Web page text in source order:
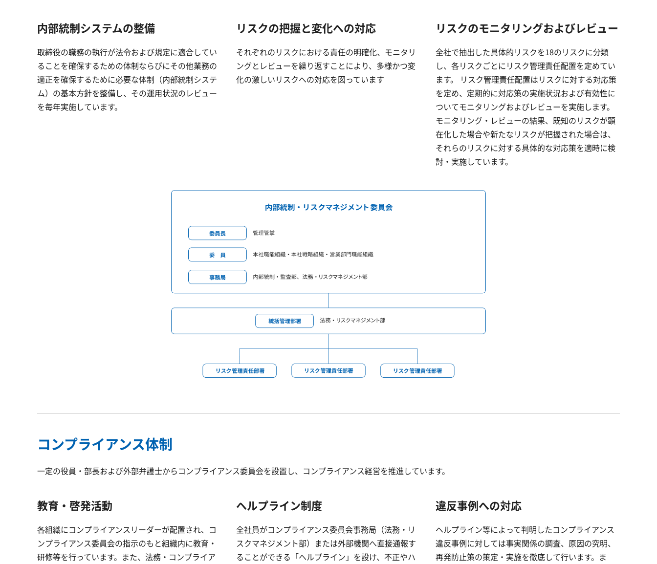
内部統制システムの整備
取締役の職務の執行が法令および規定に適合してい
ることを確保するための体制ならびにその他業務の
適正を確保するために必要な体制（内部統制システ
ム）の基本方針を整備し、その運用状況のレビュー
を毎年実施しています。
リスクの把握と変化への対応
それぞれのリスクにおける責任の明確化、モニタリ
ングとレビューを繰り返すことにより、多様かつ変
化の激しいリスクへの対応を図っています
リスクのモニタリングおよびレビュー
全社で抽出した具体的リスクを18のリスクに分類
し、各リスクごとにリスク管理責任配置を定めてい
ます。 リスク管理責任配置はリスクに対する対応策
を定め、定期的に対応策の実施状況および有効性に
ついてモニタリングおよびレビューを実施します。
モニタリング・レビューの結果、既知のリスクが顕
在化した場合や新たなリスクが把握された場合は、
それらのリスクに対する具体的な対応策を適時に検
討・実施しています。
コンプライアンス体制
一定の役員・部長および外部弁護士からコンプライアンス委員会を設置し、コンプライアンス経営を推進しています。
教育・啓発活動
各組織にコンプライアンスリーダーが配置され、コ
ンプライアンス委員会の指示のもと組織内に教育・
研修等を行っています。また、法務・コンプライア
ヘルプライン制度
全社員がコンプライアンス委員会事務局（法務・リ
スクマネジメント部）または外部機関へ直接通報す
ることができる「ヘルプライン」を設け、不正やハ
違反事例への対応
ヘルプライン等によって判明したコンプライアンス
違反事例に対しては事実関係の調査、原因の究明、
再発防止策の策定・実施を徹底して行います。ま